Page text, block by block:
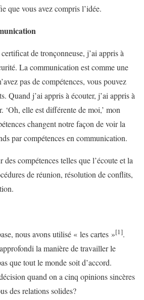
que vous avez compris l’idée.
de tronçonneuse, j’ai appris à
La communication est comme une
pas de compétences, vous pouvez
Quand j’ai appris à écouter, j’ai appris à
‘Oh, elle est différente de moi,’ mon
changent notre façon de voir la
par compétences en communication.
compétences telles que l’écoute et la
de réunion, résolution de conflits,
nous avons utilisé « les cartes »[1].
la manière de travailler le
que tout le monde soit d’accord.
quand on a cinq opinions sincères
des relations solides?